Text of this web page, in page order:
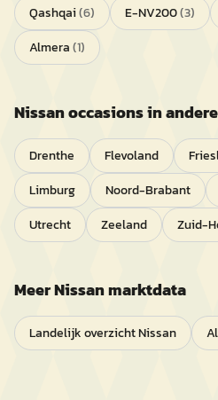
Qashqai(6) E-NV200(3)
Almera(1)
Nissanoccasions in
Drenthe Flevoland
Limburg
Noord-Brabant
Utrecht
Zeeland Zuid-
MeerNissanmarktdata
Landelijk overzichtNissan